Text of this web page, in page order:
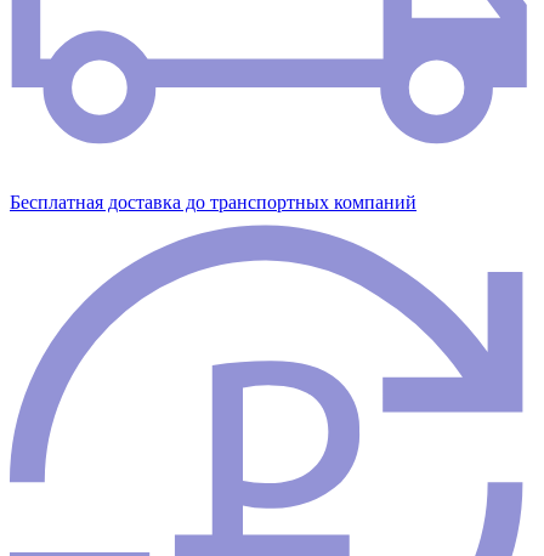
Бесплатная доставка до транспортных компаний